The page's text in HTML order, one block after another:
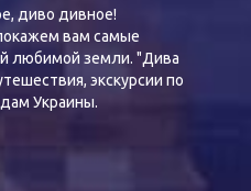
диво дивное!
вам самые
любимой земли. "Дива
экскурсии по
Украины.